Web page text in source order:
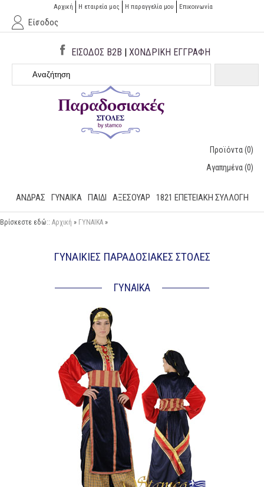
Αρχική Η εταιρεία μας H παραγγελία μου Επικοινωνία
Είσοδος
ΕΙΣΟΔΟΣ B2B |ΧΟΝΔΡΙΚΗ ΕΓΓΡΑΦΗ
Προϊόντα(0)
Αγαπημένα(0)
ΑΝΔΡΑΣ ΓΥΝΑΙΚΑ ΠΑΙΔΙ ΑΞΕΣΟΥΑΡ 1821 ΕΠΕΤΕΙΑΚΉ ΣΥΛΛΟΓΉ
Βρίσκεστε εδώ:: Αρχική » ΓΥΝΑΙΚΑ »
ΓΥΝΑΙΚΊΕΣ ΠΑΡΑΔΟΣΙΑΚΈΣ ΣΤΟΛΈΣ
ΓΥΝΑΙΚΑ